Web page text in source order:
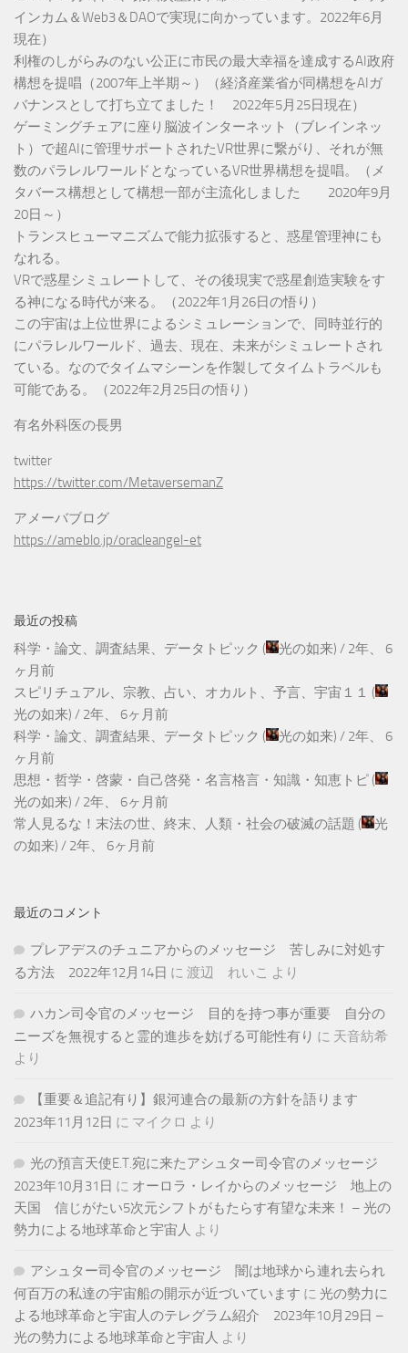
インカム＆Web3＆DAOで実現に向かっています。2022年6月
現在）
利権のしがらみのない公正に市民の最大幸福を達成するAI政府
構想を提唱（2007年上半期～）（経済産業省が同構想をAIガ
バナンスとして打ち立てました！ 2022年5月25日現在）
ゲーミングチェアに座り脳波インターネット（ブレインネッ
ト）で超AIに管理サポートされたVR世界に繋がり、それが無
数のパラレルワールドとなっているVR世界構想を提唱。（メ
タバース構想として構想一部が主流化しました 2020年9月
20日～）
トランスヒューマニズムで能力拡張すると、惑星管理神にも
なれる。
VRで惑星シミュレートして、その後現実で惑星創造実験をす
る神になる時代が来る。（2022年1月26日の悟り）
この宇宙は上位世界によるシミュレーションで、同時並行的
にパラレルワールド、過去、現在、未来がシミュレートされ
ている。なのでタイムマシーンを作製してタイムトラベルも
可能である。（2022年2月25日の悟り）
有名外科医の長男
twitter
https://twitter.com/MetaversemanZ
アメーバブログ
https://ameblo.jp/oracleangel-et
最近の投稿
科学・論文、調査結果、データトピック ( 光の如来) / 2年、 6
ヶ月前
スピリチュアル、宗教、占い、オカルト、予言、宇宙１１ (
光の如来) / 2年、 6ヶ月前
科学・論文、調査結果、データトピック ( 光の如来) / 2年、 6
ヶ月前
思想・哲学・啓蒙・自己啓発・名言格言・知識・知恵トピ (
光の如来) / 2年、 6ヶ月前
常人見るな！末法の世、終末、人類・社会の破滅の話題 (
光
の如来) / 2年、 6ヶ月前
最近のコメント
プレアデスのチュニアからのメッセージ 苦しみに対処す
る方法 2022年12月14日 に 渡辺 れいこ より
ハカン司令官のメッセージ 目的を持つ事が重要 自分の
ニーズを無視すると霊的進歩を妨げる可能性有り に 天音紡希
より
【重要＆追記有り】銀河連合の最新の方針を語ります
2023年11月12日 に マイクロ より
光の預言天使E.T.宛に来たアシュター司令官のメッセージ
2023年10月31日 に オーロラ・レイからのメッセージ 地上の
天国 信じがたい5次元シフトがもたらす有望な未来！ – 光の
勢力による地球革命と宇宙人 より
アシュター司令官のメッセージ 闇は地球から連れ去られ
何百万の私達の宇宙船の開示が近づいています に 光の勢力に
よる地球革命と宇宙人のテレグラム紹介 2023年10月29日 –
光の勢力による地球革命と宇宙人 より